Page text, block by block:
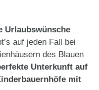
Urlaubswünsche
auf jeden Fall bei
des Blauen
Unterkunft auf
mit